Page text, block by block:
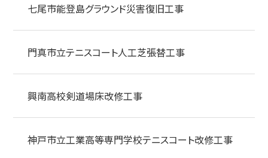
七尾市能登島グラウンド災害復旧工事
門真市立テニスコート人工芝張替工事
興南高校剣道場床改修工事
神戸市立工業高等専門学校テニスコート改修工事